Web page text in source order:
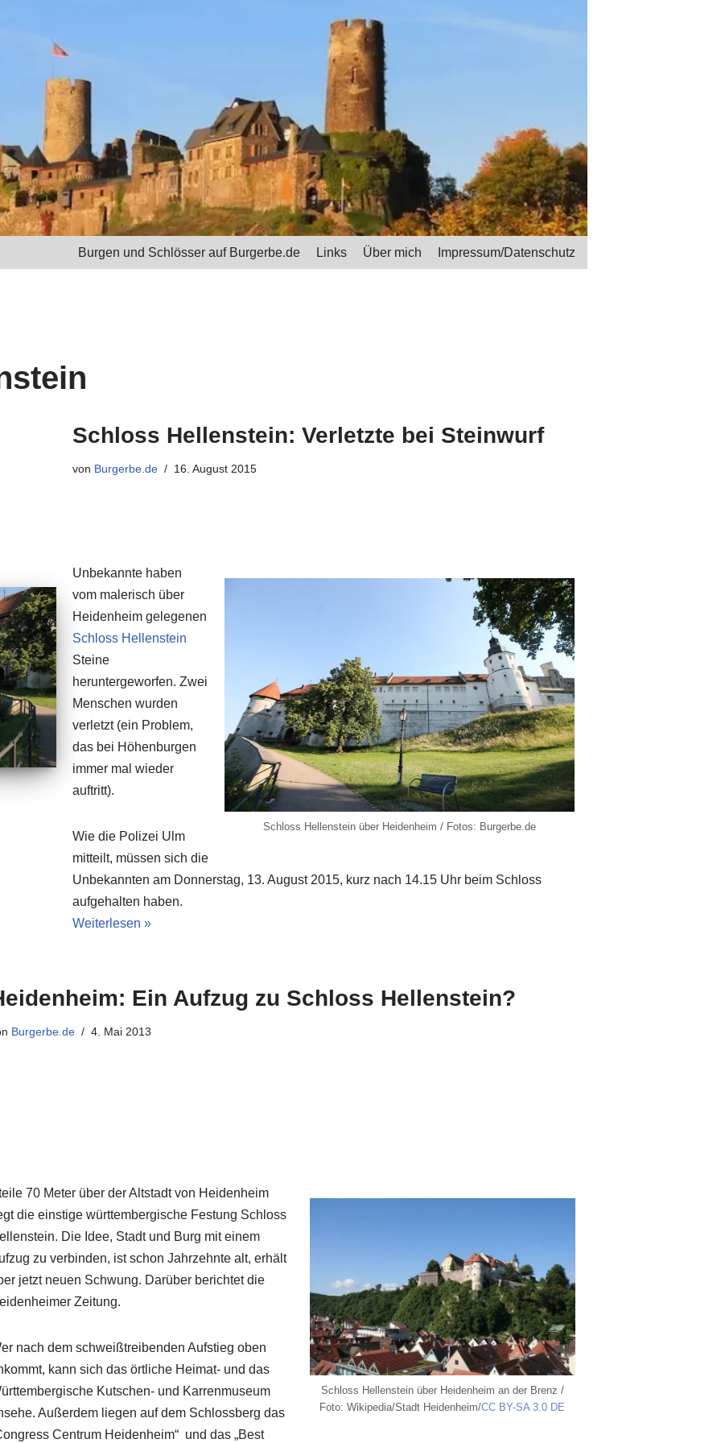
Burgen und Schlösser auf Burgerbe.de Links Über mich Impressum/Datenschutz
Schloss Hellenstein: Verletzte bei Steinwurf
von Burgerbe.de 16. August 2015
Schloss Hellenstein über Heidenheim / Fotos: Burgerbe.de
Unbekannte haben
vom malerisch über
Heidenheim gelegenen
Schloss Hellenstein
Steine
heruntergeworfen. Zwei
Menschen wurden
verletzt (ein Problem,
das bei Höhenburgen
immer mal wieder
auftritt).
Wie die Polizei Ulm
mitteilt, müssen sich die
Unbekannten am Donnerstag, 13. August 2015, kurz nach 14.15 Uhr beim Schloss
aufgehalten haben.
Weiterlesen »
Ein Aufzug zu Schloss Hellenstein?
Burgerbe.de 4. Mai 2013
Schloss Hellenstein über Heidenheim an der Brenz /
Foto: Wikipedia/Stadt Heidenheim/CC BY-SA 3.0 DE
70 Meter über der Altstadt von Heidenheim
die einstige württembergische Festung Schloss
Die Idee, Stadt und Burg mit einem
zu verbinden, ist schon Jahrzehnte alt, erhält
jetzt neuen Schwung. Darüber berichtet die
Zeitung.
nach dem schweißtreibenden Aufstieg oben
kann sich das örtliche Heimat- und das
Kutschen- und Karrenmuseum
Außerdem liegen auf dem Schlossberg das
Centrum Heidenheim“ und das „Best